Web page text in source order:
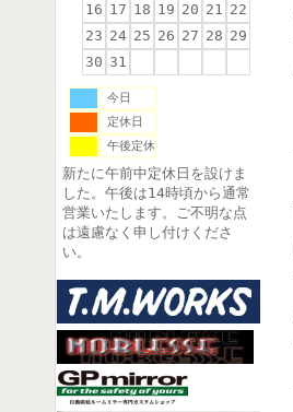
16 17 18 19 20 21 22
23 24 25 26 27 28 29
30 31
今日
定休日
午後定休
新たに午前中定休日を設けま
した。午後は14時頃から通常
営業いたします。ご不明な点
は遠慮なく申し付けくださ
い。